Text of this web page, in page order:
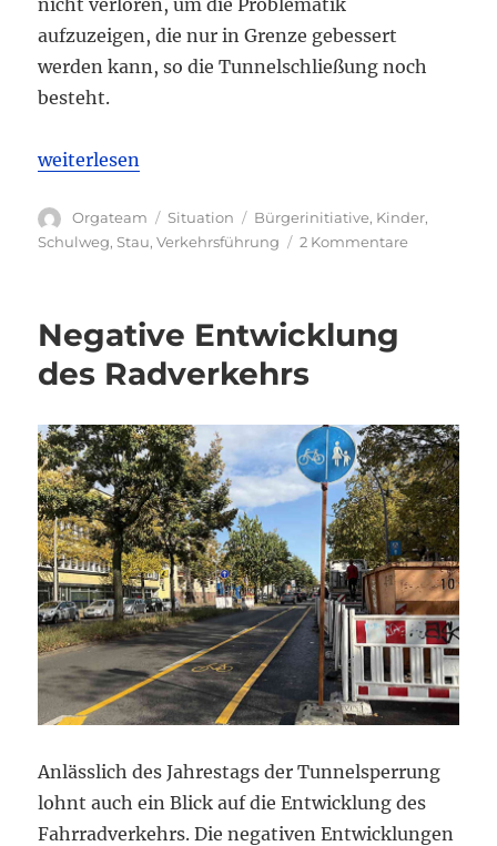
nicht verloren, um die Problematik
aufzuzeigen, die nur in Grenze gebessert
werden kann, so die Tunnelschließung noch
besteht.
„Verkehrs -Brennpunkte im Kiez“
weiterlesen
Autor
Orgateam Kategorien
Situation Schlagwörter
Bürgerinitiative, Kinder,
Schulweg, Stau,Verkehrsführung 2 Kommentarezu
Negative Entwicklung
des Radverkehrs
Anlässlich des Jahrestags der Tunnelsperrung
lohnt auch ein Blick auf die Entwicklung des
Fahrradverkehrs. Die negativen Entwicklungen